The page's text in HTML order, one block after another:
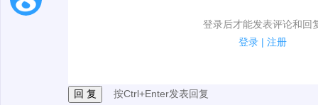
登录后才能发表评论和回
登录 | 注册
1.电脑端新用户可以发表评论了！
按Ctrl+Enter发表回复